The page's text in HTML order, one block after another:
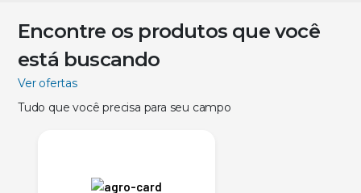
Encontre os produtos que você
está buscando
Ver ofertas
Tudo que você precisa para seu campo